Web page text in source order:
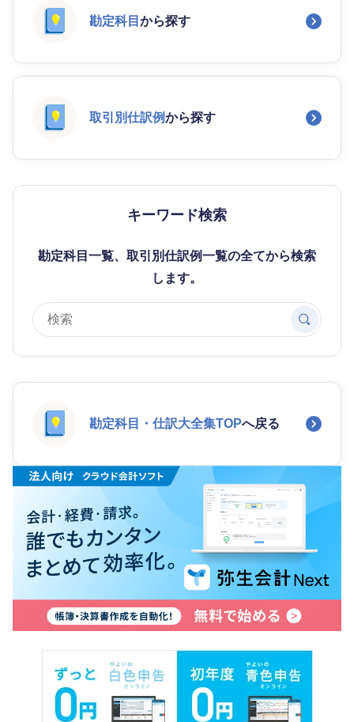
勘定科目 から探す
取引別仕訳例から探す
キーワード検索
勘定科目一覧、取引別仕訳例一覧の全てから検索
します。
勘定科目・仕訳大全集TOPへ戻る